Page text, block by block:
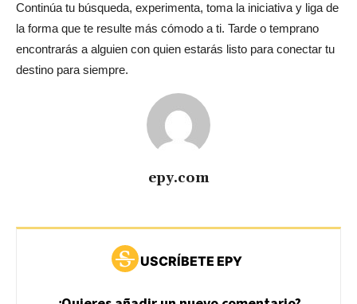
Continúa tu búsqueda, experimenta, toma la iniciativa y liga de
la forma que te resulte más cómodo a ti. Tarde o temprano
encontrarás a alguien con quien estarás listo para conectar tu
destino para siempre.
epy.com
USCRÍBETE EPY